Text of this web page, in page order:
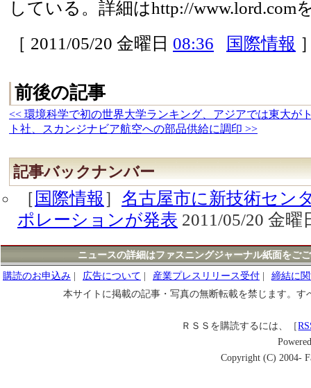
している。詳細はhttp://www.lord.com
［ 2011/05/20 金曜日 08:36 国際情報
前後の記事
<< 環境科学で初の世界大学ランキング、アジアでは東大が
ト社、スカンジナビア航空への部品供給に調印 >>
記事バックナンバー
［ 国際情報 ］ 名古屋市に新技術セン
ポレーションが発表 2011/05/20 金曜
ニュースの詳細はファスニングジャーナル紙面をご
購読のお申込み
広告について 産業プレスリリース受付
締結に
本サイトに掲載の記事・写真の無断転載を禁じます。
ＲＳＳを購読するには、［
Copyright (C) 2004-